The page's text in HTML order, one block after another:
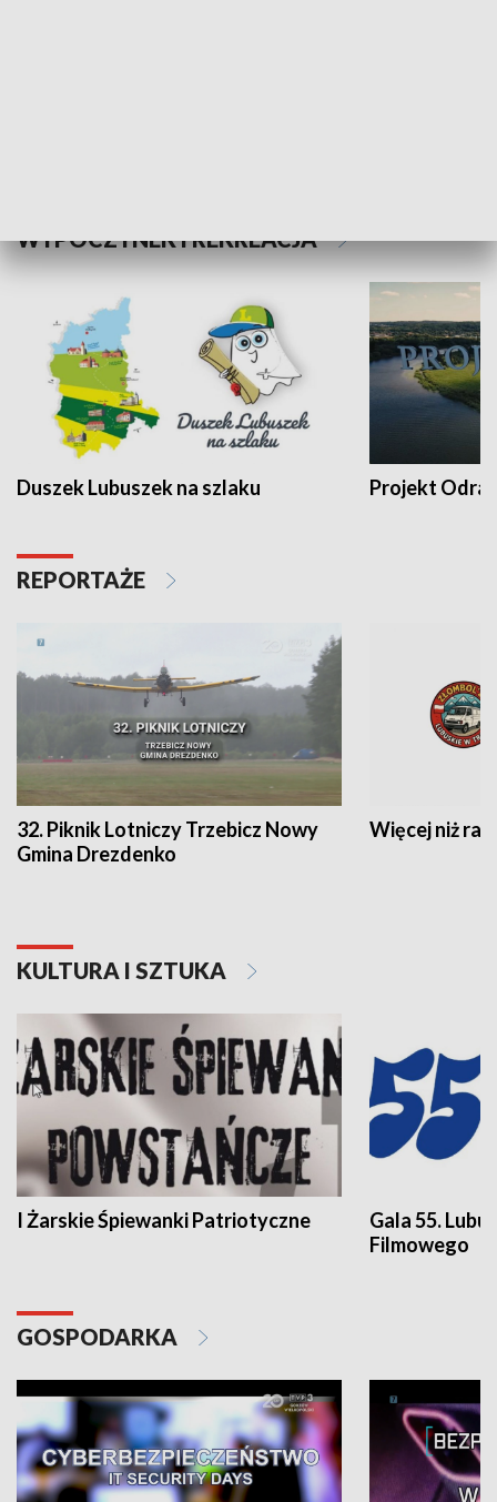
WYPOCZYNEK I REKREACJA
Duszek Lubuszek na szlaku Projekt Odra
REPORTAŻE
32. Piknik Lotniczy Trzebicz Nowy
Gmina Drezdenko
Więcej niż rajd
KULTURA I SZTUKA
I Żarskie Śpiewanki Patriotyczne
Gala 55.
Filmowego
GOSPODARKA